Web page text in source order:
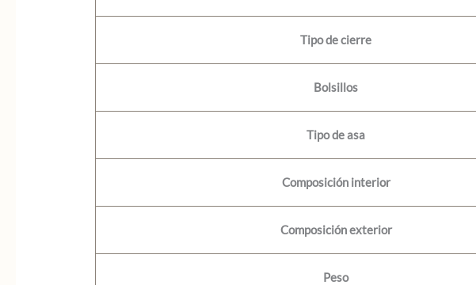
Tipo de cierre
Bolsillos
Tipo de asa
Composición interior
Composición exterior
Peso